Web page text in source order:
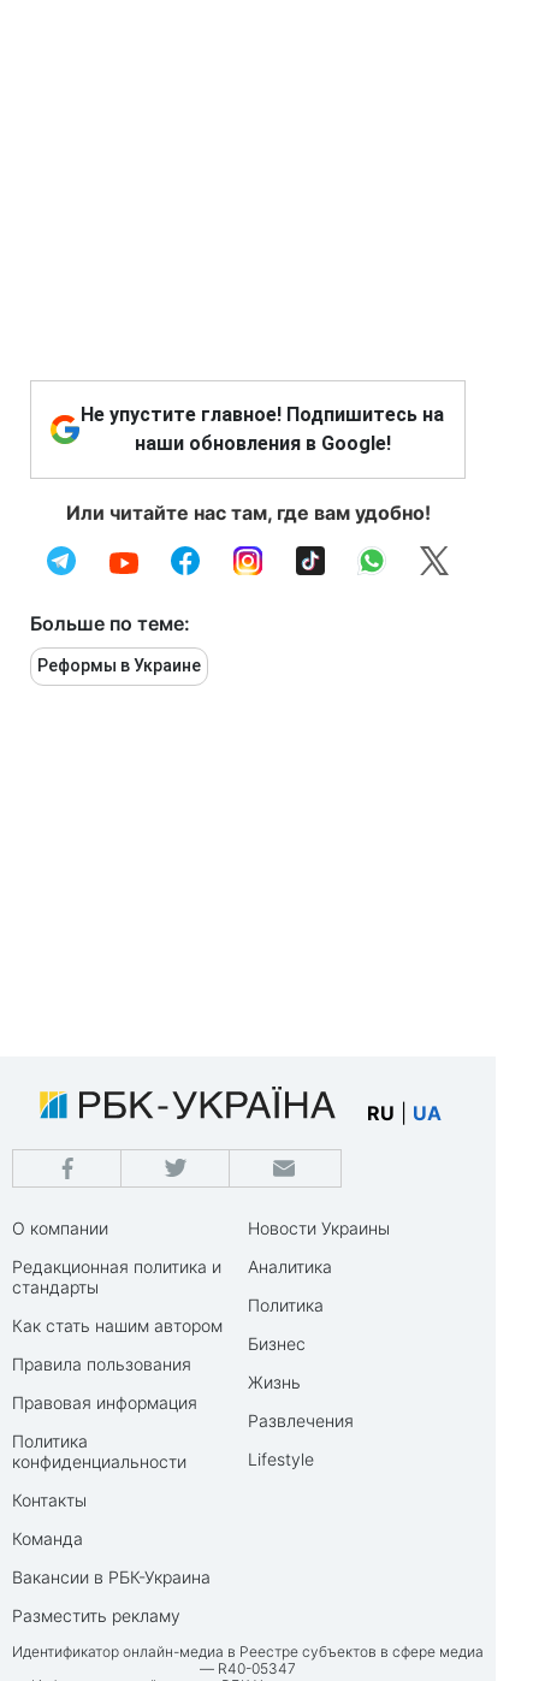
Не упустите главное! Подпишитесь на
наши обновления в Google!
Или читайте нас там, где вам удобно!
Больше по теме:
Реформы в Украине
RU UA
О компании
Редакционная политика и
стандарты
Как стать нашим автором
Правила пользования
Правовая информация
Политика
конфиденциальности
Контакты
Команда
Вакансии в РБК-Украина
Разместить рекламу
Новости Украины
Аналитика
Политика
Бизнес
Жизнь
Развлечения
Lifestyle
Идентификатор онлайн-медиа в Реестре субъектов в сфере медиа
— R40-05347